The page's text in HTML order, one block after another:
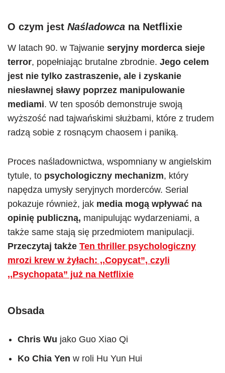
O czym jest Naśladowca na Netflixie
W latach 90. w Tajwanie seryjny morderca sieje
terror, popełniając brutalne zbrodnie. Jego celem
jest nie tylko zastraszenie, ale i zyskanie
niesławnej sławy poprzez manipulowanie
mediami. W ten sposób demonstruje swoją
wyższość nad tajwańskimi służbami, które z trudem
radzą sobie z rosnącym chaosem i paniką.
Proces naśladownictwa, wspomniany w angielskim
tytule, to psychologiczny mechanizm, który
napędza umysły seryjnych morderców. Serial
pokazuje również, jak media mogą wpływać na
opinię publiczną, manipulując wydarzeniami, a
także same stają się przedmiotem manipulacji.
Przeczytaj także Ten thriller psychologiczny
mrozi krew w żyłach: ,,Copycat”, czyli
,,Psychopata” już na Netflixie
Obsada
Chris Wu jako Guo Xiao Qi
Ko Chia Yen w roli Hu Yun Hui